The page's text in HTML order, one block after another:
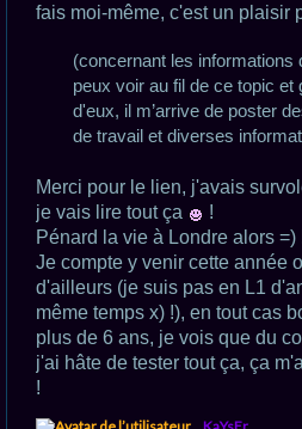
fais moi-même, c'est un plaisir
(concernant les informations
peux voir au fil de ce topic et
d'eux, il m’arrive de poster
de travail et diverses
Merci pour le lien, j'avais
je vais lire tout ça
!
Pénard la vie à Londre alors =)
Je compte y venir cette année
d'ailleurs (je suis pas en L1
même temps x) !), en tout cas
plus de 6 ans, je vois que du
j'ai hâte de tester tout ça, ça
!